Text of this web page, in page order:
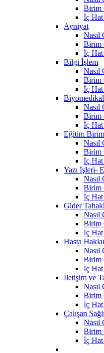
Birim
İç
Ayniyat
Nasıl
Birim
İç
Bilgi İşlem
Nasıl
Birim
İç
Biyomedikal
Nasıl
Birim
İç
Eğitim
Nasıl
Birim
İç
Yazı İşleri-
Nasıl
Birim
İç
Gider
Nasıl
Birim
İç
Hasta
Nasıl
Birim
İç
İletişim ve
Nasıl
Birim
İç
Çalışan
Nasıl
Birim
İç